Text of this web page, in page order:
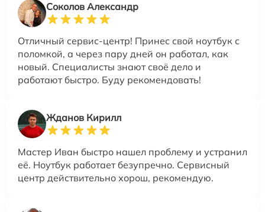
Соколов Александр
Отличный сервис-центр! Принес свой ноутбук с
поломкой, а через пару дней он работал, как
новый. Специалисты знают своё дело и
работают быстро. Буду рекомендовать!
Жданов Кирилл
Мастер Иван быстро нашел проблему и устранил
её. Ноутбук работает безупречно. Сервисный
центр действительно хорош, рекомендую.